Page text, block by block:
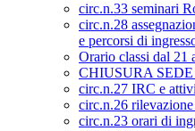
circ.n.33 seminari
circ.n.28
e percorsi di
Orario classi dal 21
CHIUSURA
circ.n.27 IRC e
circ.n.26
circ.n.23 orari di